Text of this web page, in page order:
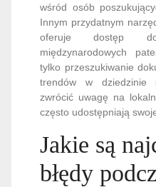
wśród osób
Innym przydatnym
oferuje dostęp
międzynarodowych
tylko przeszukiwanie
trendów w dziedzinie
zwrócić uwagę na
często udostępniają
Jakie są
błędy